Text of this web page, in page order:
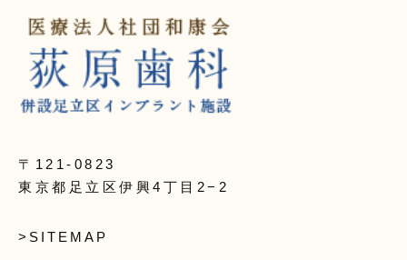
〒121-0823
東京都足立区伊興4丁目2−2
>SITEMAP